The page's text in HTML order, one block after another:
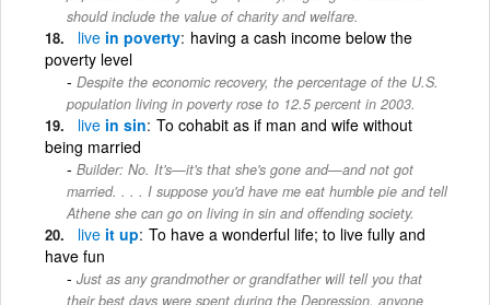
should include the value of charity and welfare.
live in poverty having a cash income below the
poverty level
Despite the economic recovery, the percentage of the U.S.
population living in poverty rose to 12.5 percent in 2003.
live in sin To cohabit as if man and wife without
being married
Builder: No. It's—it's that she's gone and—and not got
married. . . . I suppose you'd have me eat humble pie and tell
Athene she can go on living in sin and offending society.
live it up To have a wonderful life; to live fully and
have fun
Just as any grandmother or grandfather will tell you that
their best days were spent during the Depression, anyone